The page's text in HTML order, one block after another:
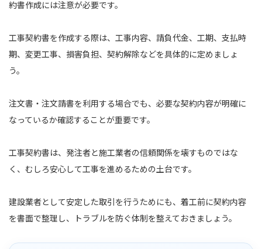
約書作成には注意が必要です。
工事契約書を作成する際は、工事内容、請負代金、工期、支払時
期、変更工事、損害負担、契約解除などを具体的に定めましょ
う。
注文書・注文請書を利用する場合でも、必要な契約内容が明確に
なっているか確認することが重要です。
工事契約書は、発注者と施工業者の信頼関係を壊すものではな
く、むしろ安心して工事を進めるための土台です。
建設業者として安定した取引を行うためにも、着工前に契約内容
を書面で整理し、トラブルを防ぐ体制を整えておきましょう。